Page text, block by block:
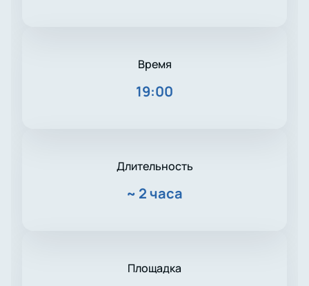
Время
19:00
Длительность
~ 2 часа
Площадка